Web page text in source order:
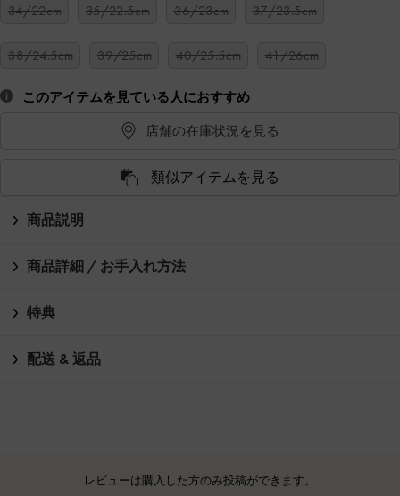
34/22cm 35/22.5cm 36/23cm 37/23.5cm
38/24.5cm 39/25cm 40/25.5cm 41/26cm
このアイテムを見ている人におすすめ
店舗の在庫状況を見る
類似アイテムを見る
商品説明
商品詳細 / お手入れ方法
特典
配送 & 返品
レビューは購入した方のみ投稿ができます。